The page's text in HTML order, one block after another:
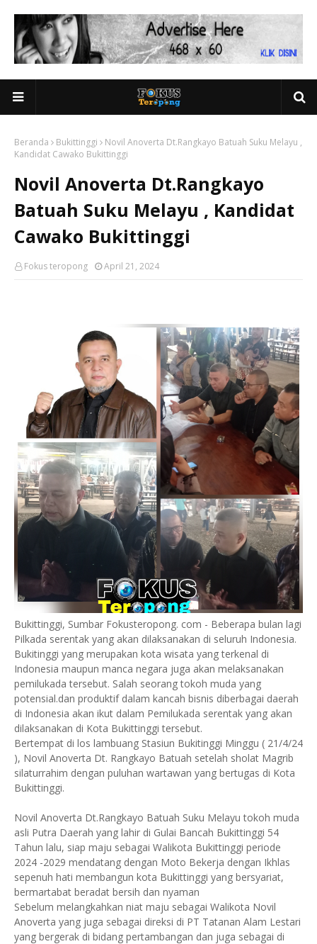
Beranda Bukittinggi
Novil Anoverta Dt.Rangkayo Batuah Suku Melayu ,
Kandidat Cawako Bukittinggi
Novil Anoverta Dt.Rangkayo
Batuah Suku Melayu , Kandidat
Cawako Bukittinggi
Fokus teropong April 21, 2024
Bukittinggi, Sumbar Fokusteropong. com - Beberapa bulan lagi
Pilkada serentak yang akan dilaksanakan di seluruh Indonesia.
Bukitinggi yang merupakan kota wisata yang terkenal di
Indonesia maupun manca negara juga akan melaksanakan
pemilukada tersebut. Salah seorang tokoh muda yang
potensial.dan produktif dalam kancah bisnis diberbagai daerah
di Indonesia akan ikut dalam Pemilukada serentak yang akan
dilaksanakan di Kota Bukittinggi tersebut.
Bertempat di los lambuang Stasiun Bukitinggi Minggu ( 21/4/24
), Novil Anoverta Dt. Rangkayo Batuah setelah sholat Magrib
silaturrahim dengan puluhan wartawan yang bertugas di Kota
Bukittinggi.
Novil Anoverta Dt.Rangkayo Batuah Suku Melayu tokoh muda
asli Putra Daerah yang lahir di Gulai Bancah Bukittinggi 54
Tahun lalu, siap maju sebagai Walikota Bukittinggi periode
2024 -2029 mendatang dengan Moto Bekerja dengan Ikhlas
sepenuh hati membangun kota Bukittinggi yang bersyariat,
bermartabat beradat bersih dan nyaman
Sebelum melangkahkan niat maju sebagai Walikota Novil
Anoverta yang juga sebagai direksi di PT Tatanan Alam Lestari
yang bergerak di bidang pertambangan dan juga sebagai di